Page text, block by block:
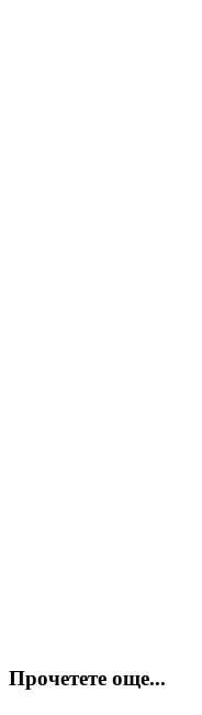
Прочетете още...